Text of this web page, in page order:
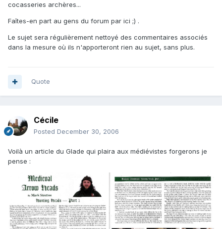
cocasseries archères...
Faîtes-en part au gens du forum par ici ;) .
Le sujet sera régulièrement nettoyé des commentaires associés
dans la mesure où ils n'apporteront rien au sujet, sans plus.
Quote
Cécile
Posted December 30, 2006
Voilà un article du Glade qui plaira aux médiévistes forgerons je
pense :